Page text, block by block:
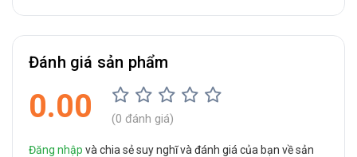
Đánh giá sản phẩm
0.00 (0 đánh giá)
Đăng nhập và chia sẻ suy nghĩ và đánh giá của bạn về sản